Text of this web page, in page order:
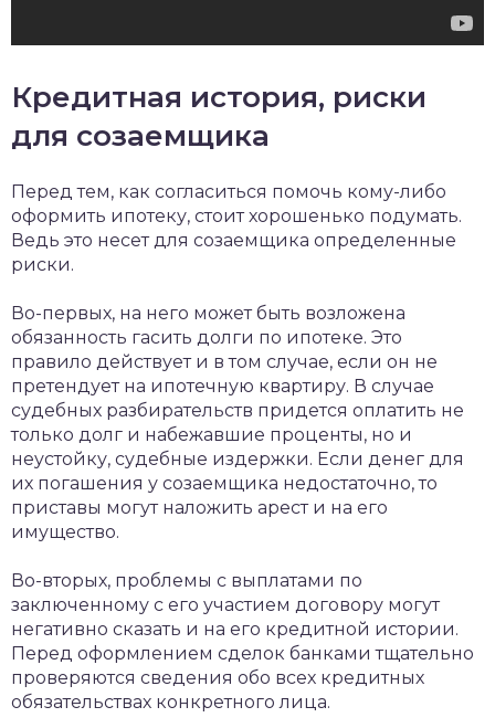
Кредитная история, риски
для созаемщика
Перед тем, как согласиться помочь кому-либо
оформить ипотеку, стоит хорошенько подумать.
Ведь это несет для созаемщика определенные
риски.
Во-первых, на него может быть возложена
обязанность гасить долги по ипотеке. Это
правило действует и в том случае, если он не
претендует на ипотечную квартиру. В случае
судебных разбирательств придется оплатить не
только долг и набежавшие проценты, но и
неустойку, судебные издержки. Если денег для
их погашения у созаемщика недостаточно, то
приставы могут наложить арест и на его
имущество.
Во-вторых, проблемы с выплатами по
заключенному с его участием договору могут
негативно сказать и на его кредитной истории.
Перед оформлением сделок банками тщательно
проверяются сведения обо всех кредитных
обязательствах конкретного лица.